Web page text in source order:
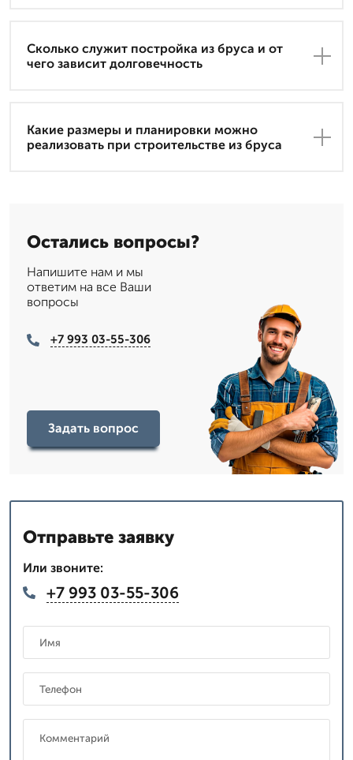
Сколько служит постройка из бруса и от
чего зависит долговечность
Какие размеры и планировки можно
реализовать при строительстве из бруса
Остались вопросы?
Напишите нам и мы
ответим на все Ваши
вопросы
+7 993 03-55-306
Задать вопрос
Отправьте заявку
Или звоните:
+7 993 03-55-306